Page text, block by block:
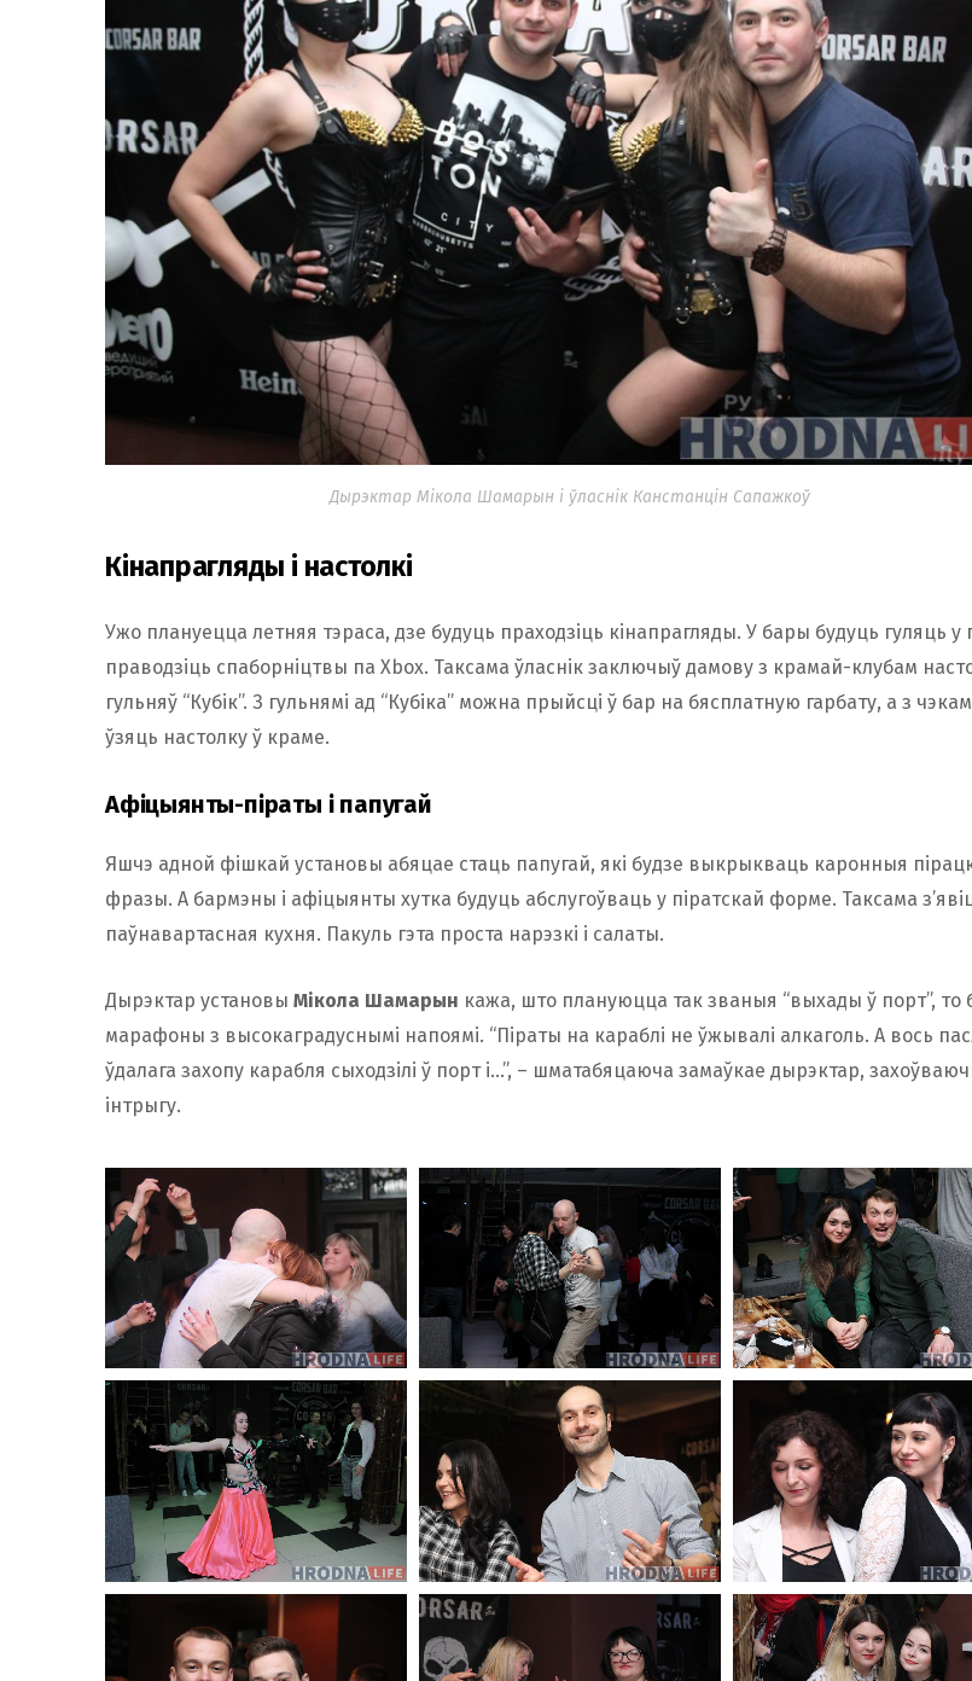
Дырэктар Мікола Шамарын і ўласнік Канстанцін Сапажкоў
Кінапрагляды і настолкі
Ужо плануецца летняя тэраса, дзе будуць праходзіць кінапрагляды. У бары будуць гуляць у
праводзіць спаборніцтвы па Xbox. Таксама ўласнік заключыў дамову з крамай-клубам
гульняў “Кубік”. З гульнямі ад “Кубіка” можна прыйсці ў бар на бясплатную гарбату, а з
ўзяць настолку ў краме.
Афіцыянты-піраты і папугай
Яшчэ адной фішкай установы абяцае стаць папугай, які будзе выкрыкваць каронныя
фразы. А бармэны і афіцыянты хутка будуць абслугоўваць у піратскай форме. Таксама
паўнавартасная кухня. Пакуль гэта проста нарэзкі і салаты.
Дырэктар установы Мікола Шамарын кажа, што плануюцца так званыя “выхады ў порт”, то
марафоны з высокаградуснымі напоямі. “Піраты на караблі не ўжывалі алкаголь. А вось
ўдалага захопу карабля сыходзілі ў порт і…”, – шматабяцаюча замаўкае дырэктар,
інтрыгу.